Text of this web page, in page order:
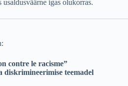
igas olukorras.
contre le racisme”
teemadel